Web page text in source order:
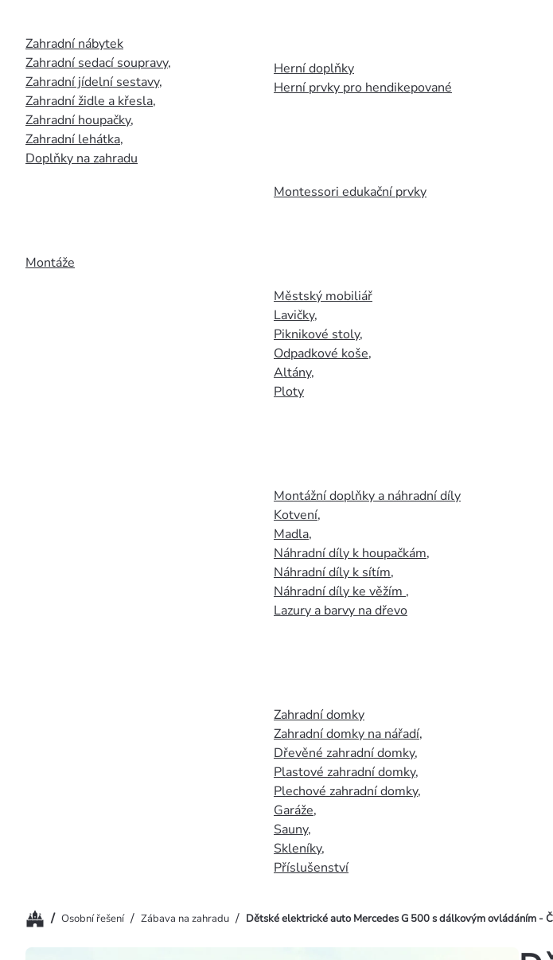
Zahradní nábytek
Zahradní sedací soupravy,
Zahradní jídelní sestavy,
Zahradní židle a křesla,
Zahradní houpačky,
Zahradní lehátka,
Doplňky na zahradu
Montáže
Herní doplňky
Herní prvky pro hendikepované
Montessori edukační prvky
Městský mobiliář
Lavičky,
Piknikové stoly,
Odpadkové koše,
Altány,
Ploty
Montážní doplňky a náhradní díly
Kotvení,
Madla,
Náhradní díly k houpačkám,
Náhradní díly k sítím,
Náhradní díly ke věžím ,
Lazury a barvy na dřevo
Zahradní domky
Zahradní domky na nářadí,
Dřevěné zahradní domky,
Plastové zahradní domky,
Plechové zahradní domky,
Garáže,
Sauny,
Skleníky,
Příslušenství
Domů/ Osobní řešení / Zábava na zahradu / Dětské elektrické auto Mercedes G 500 s dálkovým ovládáním -